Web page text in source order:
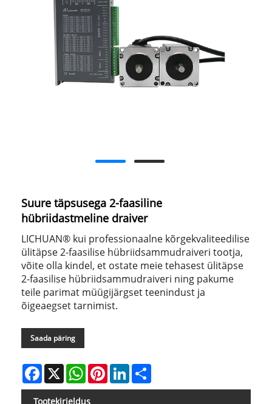
Suure täpsusega 2-faasiline
hübriidastmeline draiver
LICHUAN® kui professionaalne kõrgekvaliteedilise
ülitäpse 2-faasilise hübriidsammudraiveri tootja,
võite olla kindel, et ostate meie tehasest ülitäpse
2-faasilise hübriidsammudraiveri ning pakume
teile parimat müügijärgset teenindust ja
õigeaegset tarnimist.
Saada päring
Facebook
X WhatsAppPinterestLinkedIn
Tootekirjeldus